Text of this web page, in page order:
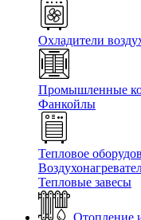
Охладители
Промышленные
Фанкойлы
Тепловое
Тепловые завесы
Отопление